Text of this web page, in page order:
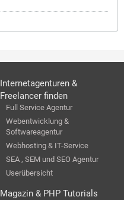
Internetagenturen &
Freelancer finden
Full Service Agentur
Webentwicklung &
Softwareagentur
Webhosting & IT-Service
SEA , SEM und SEO Agentur
Userübersicht
Magazin & PHP Tutorials